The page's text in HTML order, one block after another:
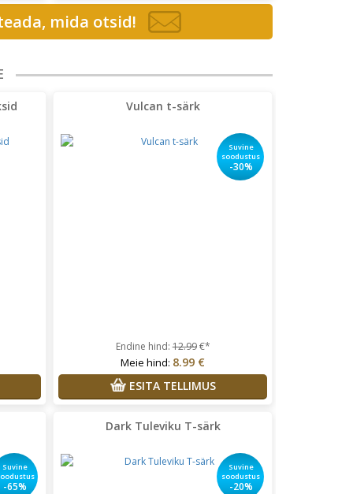
mida otsid!
Vulcan t-särk
Suvine
soodustus
-30%
Endine hind:12.99€*
Meie hind: 8.99 €
ESITA TELLIMUS
Suvine
-65%
Dark Tuleviku T-särk
Suvine
soodustus
-20%